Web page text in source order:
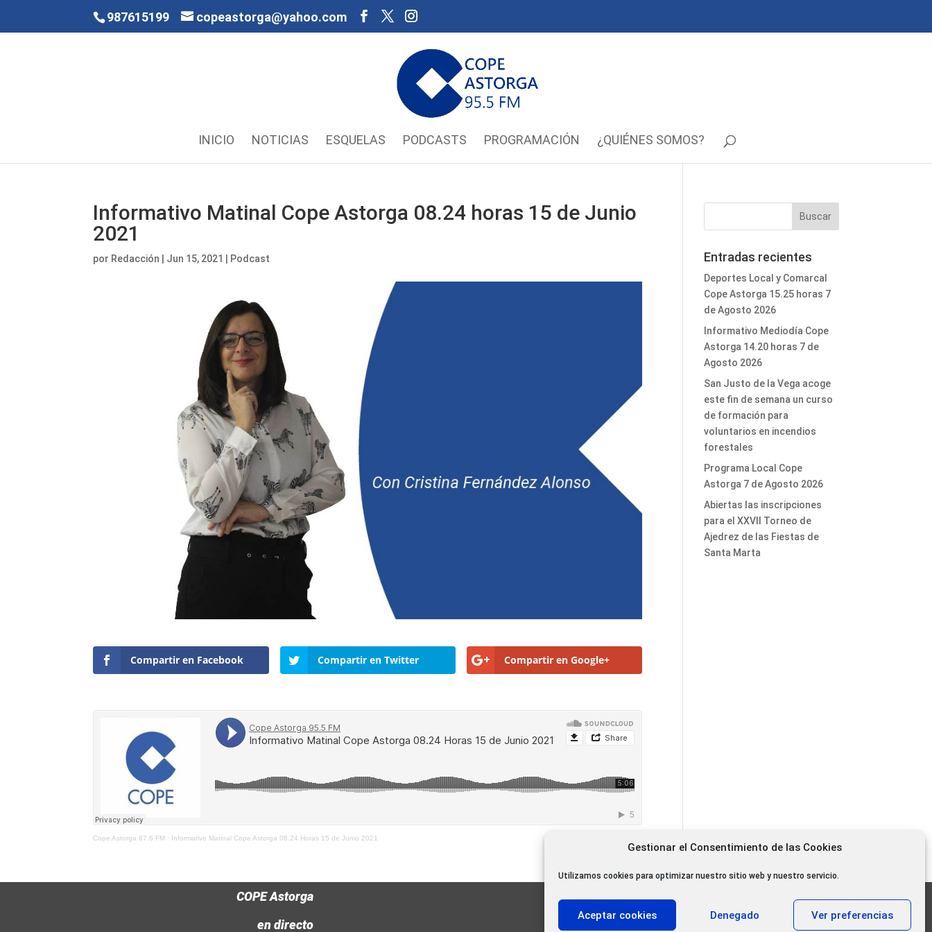
Gestionar el Consentimiento de las Cookies
Utilizamos cookies para optimizar nuestro sitio web y nuestro servicio.
Aceptar cookies Denegado Ver preferencias
987615199 copeastorga@yahoo.com
INICIO NOTICIAS ESQUELAS PODCASTS PROGRAMACIÓN ¿QUIÉNES SOMOS?
Informativo Matinal Cope Astorga 08.24 horas 15 de Junio
2021
por Redacción Jun 15, 2021 Podcast
Compartir en Facebook Compartir en Twitter Compartir en Google+
Cope Astorga 87.6 FM · Informativo Matinal Cope Astorga 08.24 Horas 15 de Junio 2021
Entradas recientes
Deportes Local y Comarcal
Cope Astorga 15.25 horas 7
de Agosto 2026
Informativo Mediodía Cope
Astorga 14.20 horas 7 de
Agosto 2026
San Justo de la Vega acoge
este fin de semana un curso
de formación para
voluntarios en incendios
forestales
Programa Local Cope
Astorga 7 de Agosto 2026
Abiertas las inscripciones
para el XXVII Torneo de
Ajedrez de las Fiestas de
Santa Marta
COPE Astorga
en directo
11.000 oyentes diarios
11.000 Gracias